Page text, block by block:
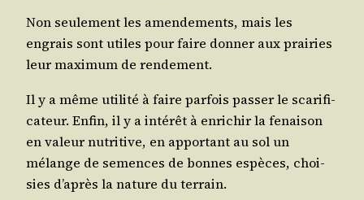
Non seule­ment les amen­de­ments, mais les
engrais sont utiles pour faire don­ner aux prai­ries
leur maxi­mum de rendement.
Il y a même uti­li­té à faire par­fois pas­ser le sca­ri­fi­
ca­teur. Enfin, il y a inté­rêt à enri­chir la fenai­son
en valeur nutri­tive, en appor­tant au sol un
mélange de semences de bonnes espèces, choi­
sies d’a­près la nature du terrain.